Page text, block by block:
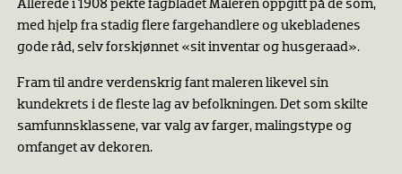
Allerede i 1908 pekte fagbladet Maleren oppgitt på de som,
med hjelp fra stadig flere fargehandlere og ukebladenes
gode råd, selv forskjønnet «sit inventar og husgeraad».
Fram til andre verdenskrig fant maleren likevel sin
kundekrets i de fleste lag av befolkningen. Det som skilte
samfunnsklassene, var valg av farger, malingstype og
omfanget av dekoren.